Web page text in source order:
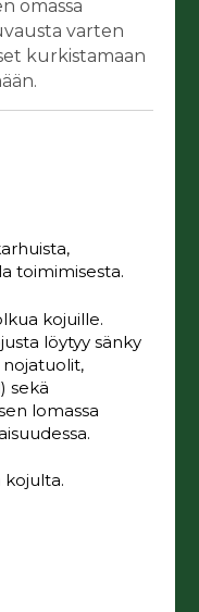
omassa
varten
kurkistamaan
toimimisesta.
kojuille.
löytyy sänky
nojatuolit,
sekä
lomassa
kojulta.